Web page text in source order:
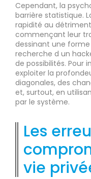
Cependant, la
barrière statistique.
rapidité au
commençant leur
dessinant une
recherche d un
de possibilités. Pour
exploiter la
diagonales, des
et, surtout, en
par le système.
Les
vie